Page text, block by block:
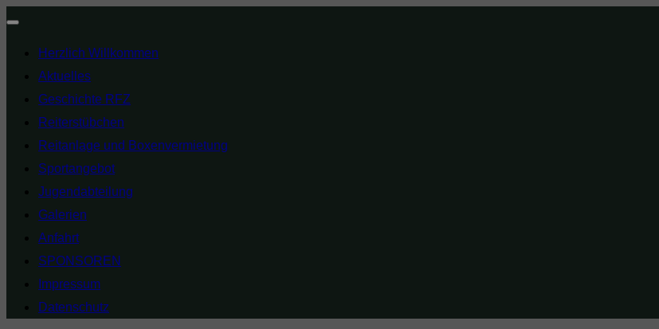
umschalten
Herzlich Willkommen
Aktuelles
Geschichte RFZ
Reiterstübchen
Reitanlage und Boxenvermietung
Sportangebot
Jugendabteilung
Galerien
Anfahrt
SPONSOREN
Impressum
Datenschutz